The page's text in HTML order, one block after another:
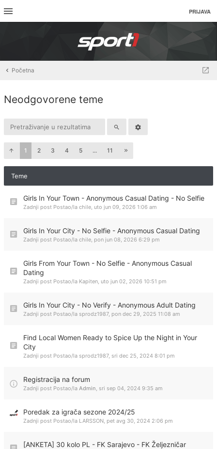
PRIJAVA
Početna
Neodgovorene teme
1 2 3 4 5 ... 11
Teme
Girls In Your Town - Anonymous Casual Dating - No Selfie
Zadnji post Postao/la chile, uto jun 09, 2026 1:06 am
Girls In Your City - No Selfie - Anonymous Casual Dating
Zadnji post Postao/la chile, pon jun 08, 2026 6:29 pm
Girls From Your Town - No Selfie - Anonymous Casual
Dating
Zadnji post Postao/la Kapiten, uto jun 02, 2026 10:51 pm
Girls In Your City - No Verify - Anonymous Adult Dating
Zadnji post Postao/la sprodz1987, pon dec 29, 2025 11:08 am
Find Local Women Ready to Spice Up the Night in Your
City
Zadnji post Postao/la sprodz1987, sri dec 25, 2024 8:01 pm
Registracija na forum
Zadnji post Postao/la Admin, sri sep 04, 2024 9:35 am
Poredak za igrača sezone 2024/25
Zadnji post Postao/la LARSSON, pet avg 30, 2024 2:06 pm
[ANKETA] 30 kolo PL - FK Sarajevo - FK Željezničar